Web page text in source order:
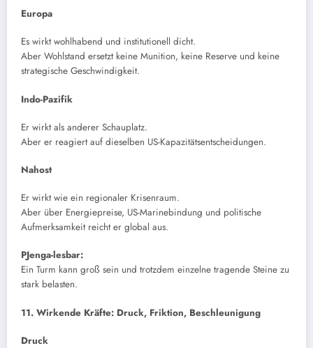
Europa
Es wirkt wohlhabend und institutionell dicht.
Aber Wohlstand ersetzt keine Munition, keine Reserve und keine
strategische Geschwindigkeit.
Indo-Pazifik
Er wirkt als anderer Schauplatz.
Aber er reagiert auf dieselben US-Kapazitätsentscheidungen.
Nahost
Er wirkt wie ein regionaler Krisenraum.
Aber über Energiepreise, US-Marinebindung und politische
Aufmerksamkeit reicht er global aus.
PJenga-lesbar:
Ein Turm kann groß sein und trotzdem einzelne tragende Steine zu
stark belasten.
11. Wirkende Kräfte: Druck, Friktion, Beschleunigung
Druck